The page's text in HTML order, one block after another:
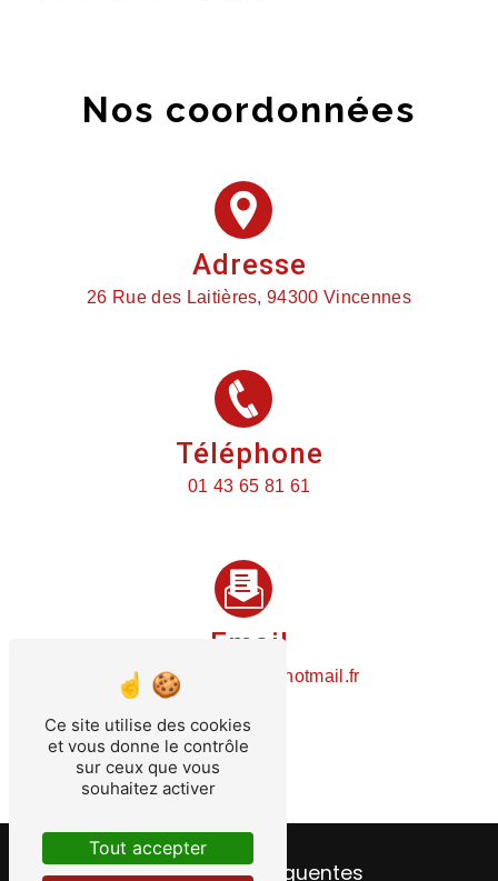
Nos coordonnées
Adresse
26 Rue des Laitières, 94300 Vincennes
Téléphone
01 43 65 81 61
Email
plomberietemin@hotmail.fr
Recherches fréquentes
Ce site utilise des cookies
et vous donne le contrôle
sur ceux que vous
souhaitez activer
Tout accepter